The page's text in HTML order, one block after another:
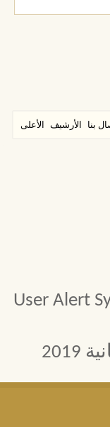
بنا الأرشيف الأعلى
User Alert